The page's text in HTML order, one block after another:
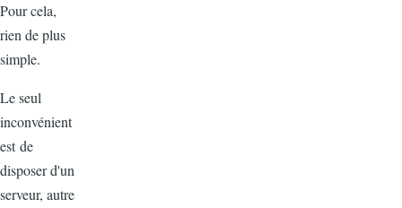
Pour cela,
rien de plus
simple.
Le seul
inconvénient
est de
disposer d'un
serveur, autre